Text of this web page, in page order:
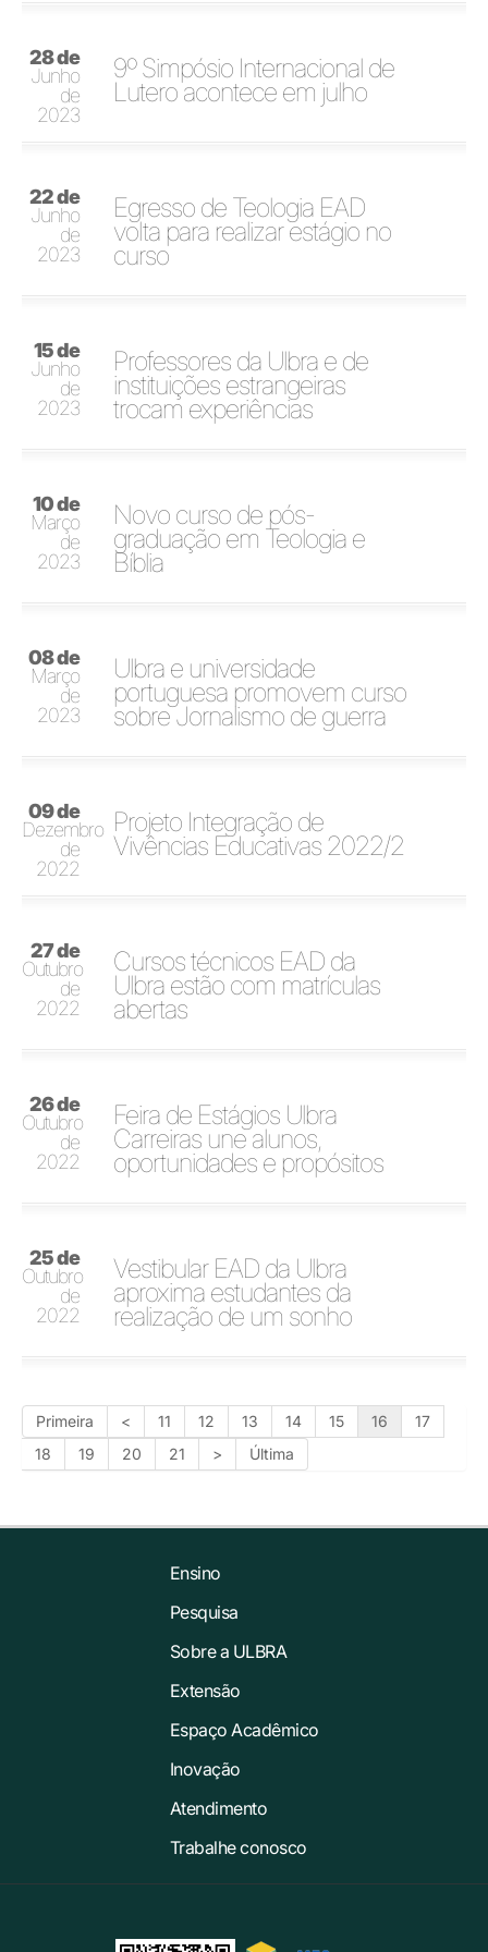
28 de
Junho
de
2023
9º Simpósio Internacional de
Lutero acontece em julho
22 de
Junho
de
2023
Egresso de Teologia EAD
volta para realizar estágio no
curso
15 de
Junho
de
2023
Professores da Ulbra e de
instituições estrangeiras
trocam experiências
10 de
Março
de
2023
Novo curso de pós-
graduação em Teologia e
Bíblia
08 de
Março
de
2023
Ulbra e universidade
portuguesa promovem curso
sobre Jornalismo de guerra
09 de
Dezembro
de
2022
Projeto Integração de
Vivências Educativas 2022/2
27 de
Outubro
de
2022
Cursos técnicos EAD da
Ulbra estão com matrículas
abertas
26 de
Outubro
de
2022
Feira de Estágios Ulbra
Carreiras une alunos,
oportunidades e propósitos
25 de
Outubro
de
2022
Vestibular EAD da Ulbra
aproxima estudantes da
realização de um sonho
Primeira < 11 12 13 14 15 16
17
18
19 20 21 > Última
Ensino
Pesquisa
Sobre a ULBRA
Extensão
Espaço Acadêmico
Inovação
Atendimento
Trabalhe conosco